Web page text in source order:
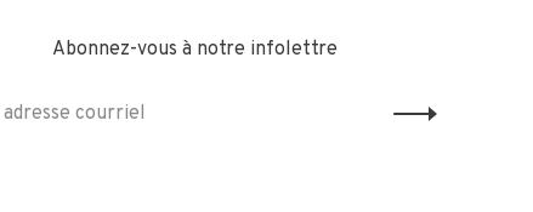
Abonnez-vous à notre infolettre